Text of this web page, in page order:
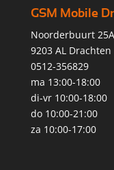
GSM Mobile
Noorderbuurt 25A
9203 AL Drachten
0512-356829
ma 13:00-18:00
di-vr 10:00-18:00
do 10:00-21:00
za 10:00-17:00